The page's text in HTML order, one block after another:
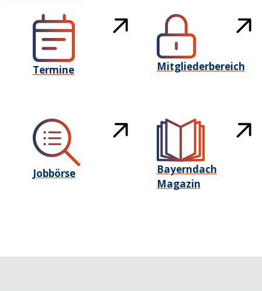
Termine Mitgliederbereich
Jobbörse
Bayerndach
Magazin